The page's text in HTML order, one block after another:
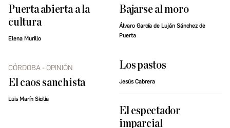
Puerta abierta a la
cultura
Elena Murillo
Bajarse al moro
Álvaro García de Luján Sánchez de
Puerta
CÓRDOBA - OPINIÓN
El caos sanchista
Luis Marín Sicilia
Los pastos
Jesús Cabrera
El espectador
imparcial